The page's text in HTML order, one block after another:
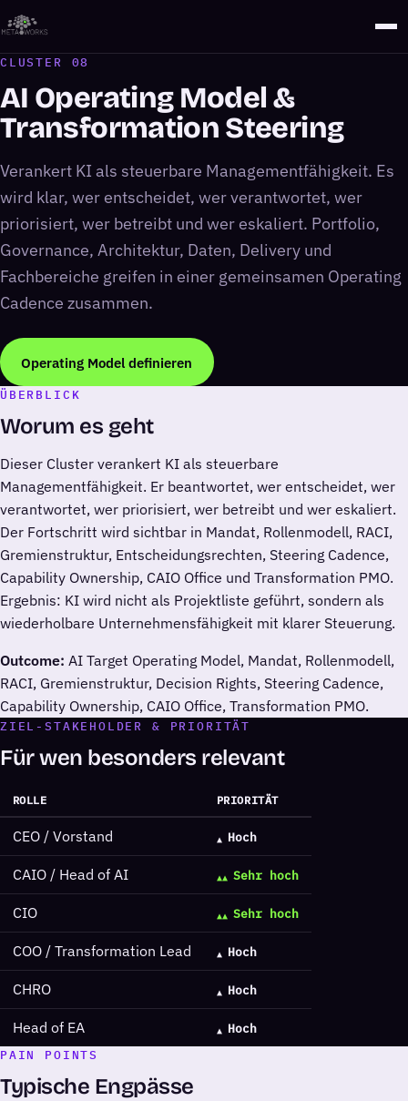
CLUSTER 08
AI Operating Model &
Transformation Steering
Verankert KI als steuerbare Managementfähigkeit. Es
wird klar, wer entscheidet, wer verantwortet, wer
priorisiert, wer betreibt und wer eskaliert. Portfolio,
Governance, Architektur, Daten, Delivery und
Fachbereiche greifen in einer gemeinsamen Operating
Cadence zusammen.
Operating Model definieren
ÜBERBLICK
Worum es geht
Dieser Cluster verankert KI als steuerbare
Managementfähigkeit. Er beantwortet, wer entscheidet, wer
verantwortet, wer priorisiert, wer betreibt und wer eskaliert.
Der Fortschritt wird sichtbar in Mandat, Rollenmodell, RACI,
Gremienstruktur, Entscheidungsrechten, Steering Cadence,
Capability Ownership, CAIO Office und Transformation PMO.
Ergebnis: KI wird nicht als Projektliste geführt, sondern als
wiederholbare Unternehmensfähigkeit mit klarer Steuerung.
Outcome: AI Target Operating Model, Mandat, Rollenmodell,
RACI, Gremienstruktur, Decision Rights, Steering Cadence,
Capability Ownership, CAIO Office, Transformation PMO.
ZIEL-STAKEHOLDER & PRIORITÄT
Für wen besonders relevant
ROLLE PRIORITÄT
CEO / Vorstand Hoch
CAIO / Head of AI Sehr hoch
CIO Sehr hoch
COO / Transformation Lead Hoch
CHRO Hoch
Head of EA
Hoch
PAIN POINTS
Typische Engpässe